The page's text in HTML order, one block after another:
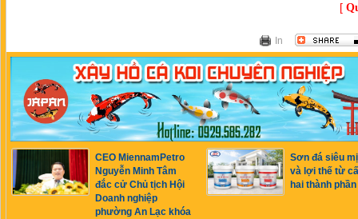
[
In
CEO MiennamPetro
Nguyễn Minh Tâm
đắc cử Chủ tịch Hội
Doanh nghiệp
phường An Lạc khóa
Sơn đá siêu
và lợi thế từ
hai thành phần